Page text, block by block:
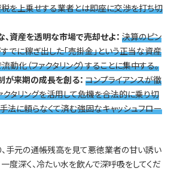
税を上乗せする業者とは即座に交渉を打ち切
資産を透明な市場で売却せよ： 決算のピン
でに稼ぎ出した「売掛金」という正当な資産
動化（ファクタリング）することに集中する。
が来期の成長を創る： コンプライアンスが徹
タリングを活用して危機を合法的に乗り切
法に頼らなくて済む強固なキャッシュフロー
手元の通帳残高を見て悪徳業者の甘い誘い
一度深く、冷たい水を飲んで深呼吸をしてくだ